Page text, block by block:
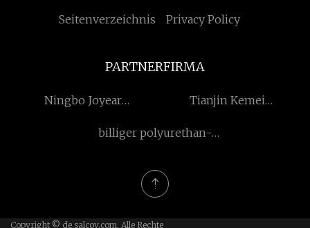
Seitenverzeichnis Privacy Policy
PARTNERFIRMA
Ningbo Joyear
Tianjin Kemei
Ltd.
billiger polyurethan-
Copyright © de.salcov.com, Alle Rechte